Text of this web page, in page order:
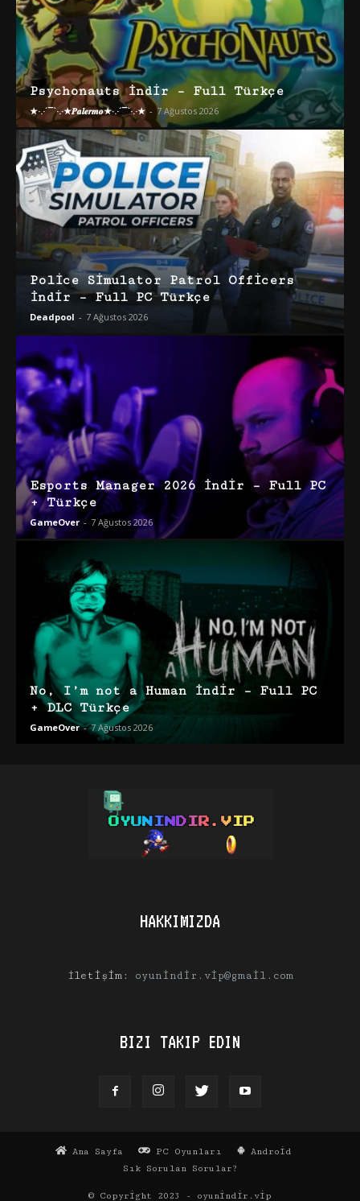
Psychonauts İndir – Full Türkçe
★·.·´¯`·.·★𝑷𝒂𝒍𝒆𝒓𝒎𝒐★·.·´¯`·.·★ - 7 Ağustos 2026
Police Simulator Patrol Officers
İndir – Full PC Türkçe
Deadpool - 7 Ağustos 2026
Esports Manager 2026 İndir – Full PC
+ Türkçe
GameOver - 7 Ağustos 2026
No, I’m not a Human İndir – Full PC
+ DLC Türkçe
GameOver - 7 Ağustos 2026
HAKKIMIZDA
İletişim: oyunindir.vip@gmail.com
BIZI TAKIP EDIN
Ana Sayfa PC Oyunları
Android
Sık Sorulan Sorular?
© Copyright 2023 - oyunindir.vip